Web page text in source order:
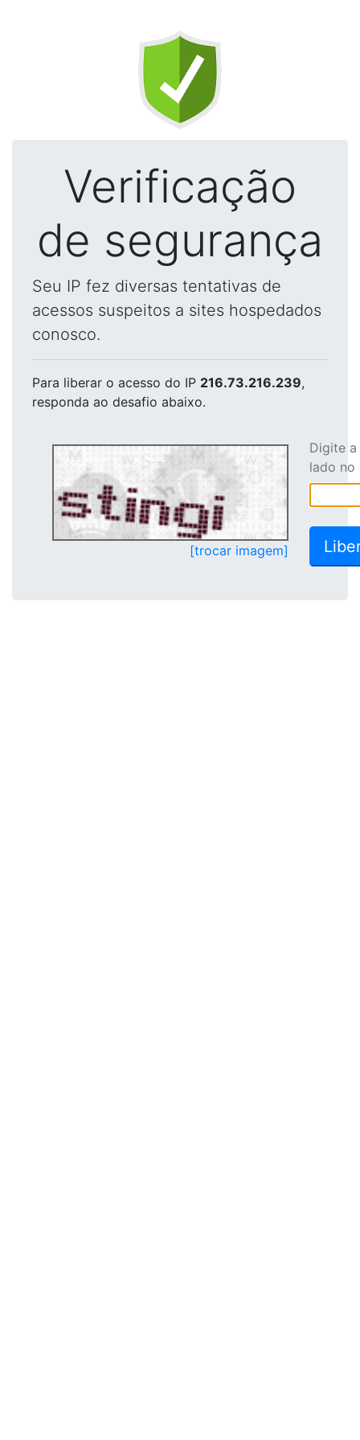
Verificação
de segurança
Seu IP fez diversas tentativas de
acessos suspeitos a sites hospedados
conosco.
Para liberar o acesso do IP 216.73.216.239,
responda ao desafio abaixo.
[trocar imagem]
Digite
lado no